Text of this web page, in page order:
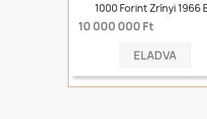
1000 Forint Zrínyi 1966
10 000 000 Ft
ELADVA